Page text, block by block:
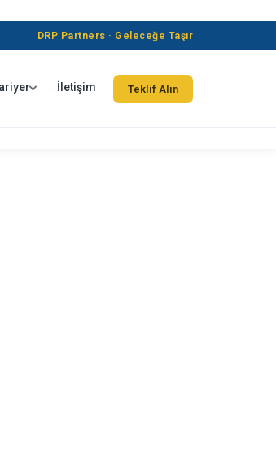
DRP Partners · Geleceğe Taşır
İletişim Teklif Alın
Kazanç Tespiti Uygulaması”